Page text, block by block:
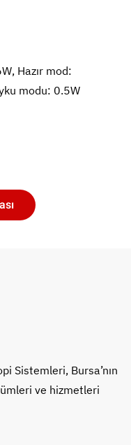
Hazır mod:
modu: 0.5W
Sistemleri, Bursa’nın
ve hizmetleri